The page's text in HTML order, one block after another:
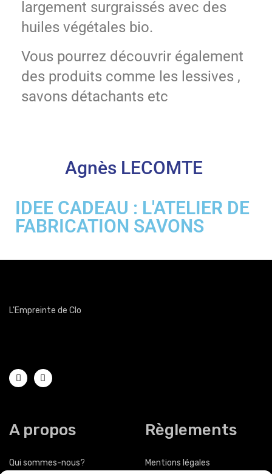
largement surgraissés avec des
huiles végétales bio.
Vous pourrez découvrir également
des produits comme les lessives ,
savons détachants etc
Agnès LECOMTE
IDEE CADEAU : L'ATELIER DE
FABRICATION SAVONS
L'Empreinte de Clo
A propos
Qui sommes-nous?
Règlements
Mentions légales